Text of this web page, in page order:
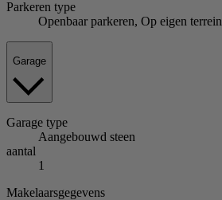
Parkeren type
Openbaar parkeren, Op eigen terrein
Garage
Garage type
Aangebouwd steen
aantal
1
Makelaarsgegevens